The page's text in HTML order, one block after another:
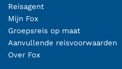
Reisagent
Mijn Fox
Groepsreis op maat
Aanvullende reisvoorwaarden
Over Fox